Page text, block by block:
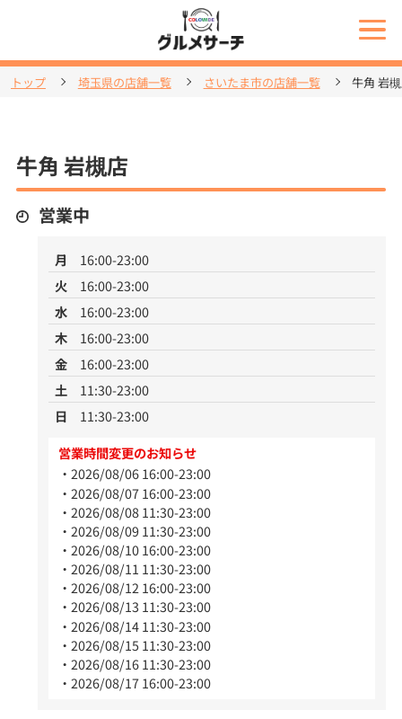
トップ 埼玉県の店舗一覧 さいたま市の店舗一覧 牛角 岩
牛角 岩槻店
営業中
月
16:00-23:00
火
16:00-23:00
水
16:00-23:00
木
16:00-23:00
金
16:00-23:00
土
11:30-23:00
日
11:30-23:00
営業時間変更のお知らせ
2026/08/06 16:00-23:00
2026/08/07 16:00-23:00
2026/08/08 11:30-23:00
2026/08/09 11:30-23:00
2026/08/10 16:00-23:00
2026/08/11 11:30-23:00
2026/08/12 16:00-23:00
2026/08/13 11:30-23:00
2026/08/14 11:30-23:00
2026/08/15 11:30-23:00
2026/08/16 11:30-23:00
2026/08/17 16:00-23:00